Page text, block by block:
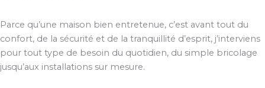
Parce qu’une maison bien entretenue, c’est avant tout du
confort, de la sécurité et de la tranquillité d’esprit, j’interviens
pour tout type de besoin du quotidien, du simple bricolage
jusqu’aux installations sur mesure.